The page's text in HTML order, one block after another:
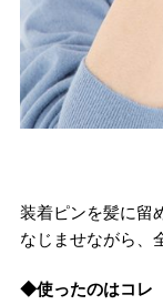
装着ピンを髪に留
なじませながら、
◆使ったのはコレ